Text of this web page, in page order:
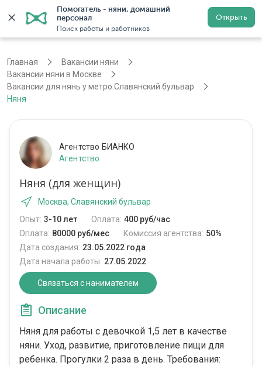
Помогатель - няни, домашний
персонал
Поиск работы и работников
Открыть
Регистрация
Главная
Вакансии няни
Вакансии няни в Москве
Вакансии для нянь у метро Славянский бульвар
Няня
Агентство БИАНКО
Агентство
Няня (для женщин)
Москва, Славянский бульвар
Опыт: 3-10 лет Оплата: 400 руб/час
Оплата: 80000 руб/мес Комиссия агентства: 50%
Дата создания: 23.05.2022 года
Дата начала работы: 27.05.2022
Связаться с нанимателем
Описание
Няня для работы с девочкой 1,5 лет в качестве
няни. Уход, развитие, приготовление пищи для
ребенка. Прогулки 2 раза в день. Требования: